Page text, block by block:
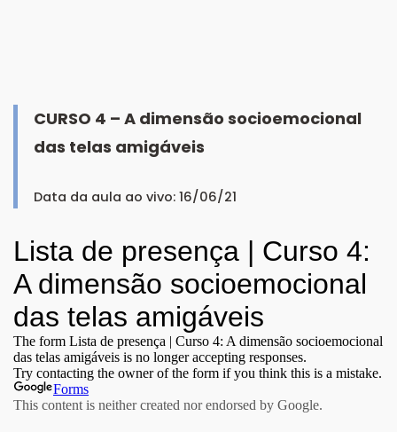
CURSO 4 – A dimensão socioemocional
das telas amigáveis
Data da aula ao vivo: 16/06/21